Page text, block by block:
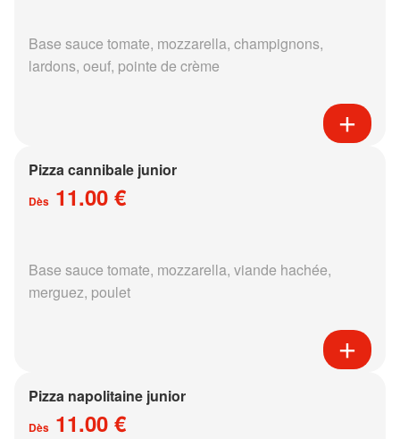
Base sauce tomate, mozzarella, champignons,
lardons, oeuf, pointe de crème
Pizza cannibale junior
Dès 11.00 €
Base sauce tomate, mozzarella, viande hachée,
merguez, poulet
Pizza napolitaine junior
Dès 11.00 €